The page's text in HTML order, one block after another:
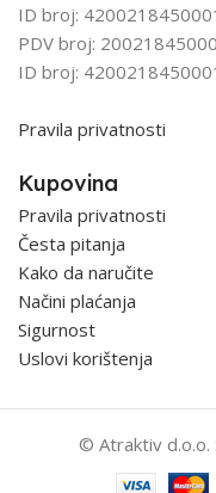
ID broj:
PDV broj:
ID broj:
Pravila privatnosti
Kupovina
Pravila privatnosti
Česta pitanja
Kako da naručite
Načini plaćanja
Sigurnost
Uslovi korištenja
© Atraktiv d.o.o.